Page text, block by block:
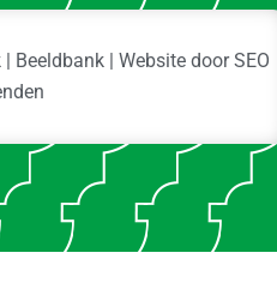
Beeldbank | Website doorSEO